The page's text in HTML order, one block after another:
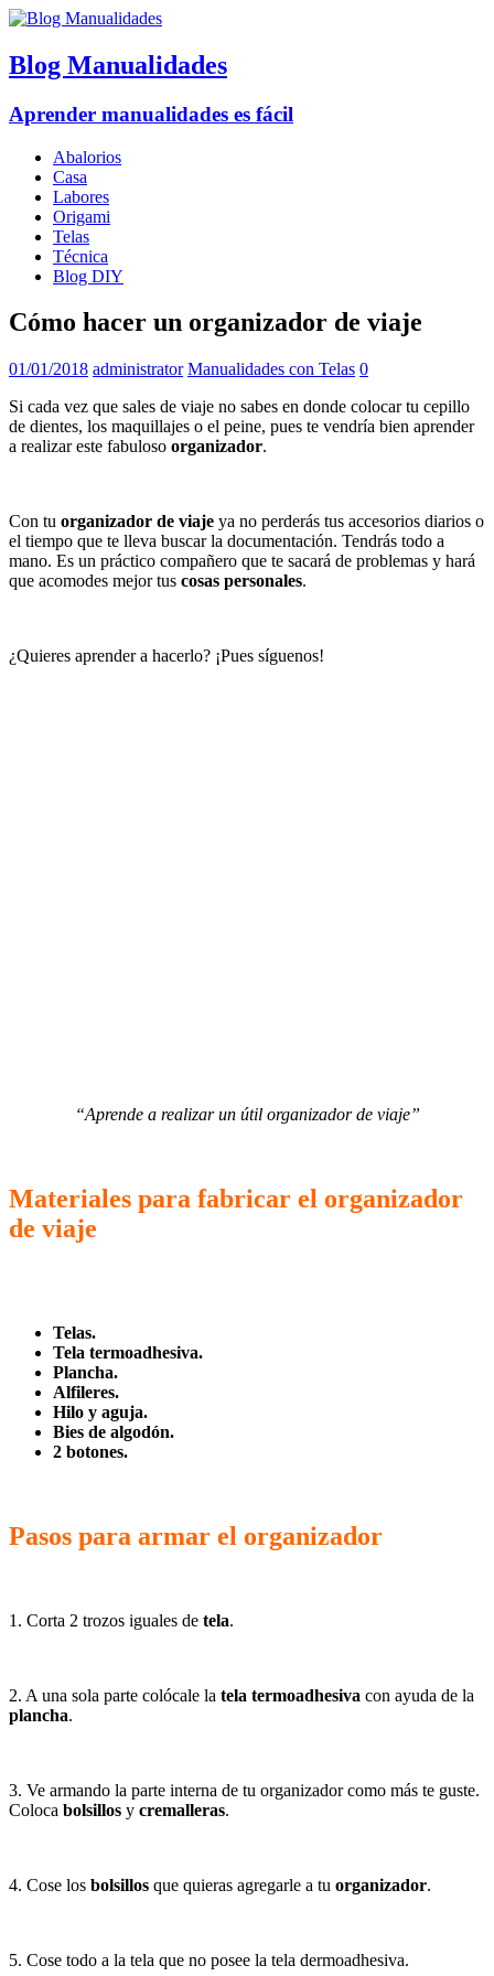
Blog Manualidades
Aprender manualidades es fácil
Abalorios
Casa
Labores
Origami
Telas
Técnica
Blog DIY
Cómo hacer un organizador de viaje
01/01/2018 administrator Manualidades con Telas 0
Si cada vez que sales de viaje no sabes en donde colocar tu cepillo
de dientes, los maquillajes o el peine, pues te vendría bien aprender
a realizar este fabuloso organizador.
Con tu organizador de viaje ya no perderás tus accesorios diarios o
el tiempo que te lleva buscar la documentación. Tendrás todo a
mano. Es un práctico compañero que te sacará de problemas y hará
que acomodes mejor tus cosas personales.
¿Quieres aprender a hacerlo? ¡Pues síguenos!
“Aprende a realizar un útil organizador de viaje”
Materiales para fabricar el organizador
de viaje
Telas.
Tela termoadhesiva.
Plancha.
Alfileres.
Hilo y aguja.
Bies de algodón.
2 botones.
Pasos para armar el organizador
1. Corta 2 trozos iguales de tela.
2. A una sola parte colócale la tela termoadhesiva con ayuda de la
plancha.
3. Ve armando la parte interna de tu organizador como más te guste.
Coloca bolsillos y cremalleras.
4. Cose los bolsillos que quieras agregarle a tu organizador.
5. Cose todo a la tela que no posee la tela dermoadhesiva.